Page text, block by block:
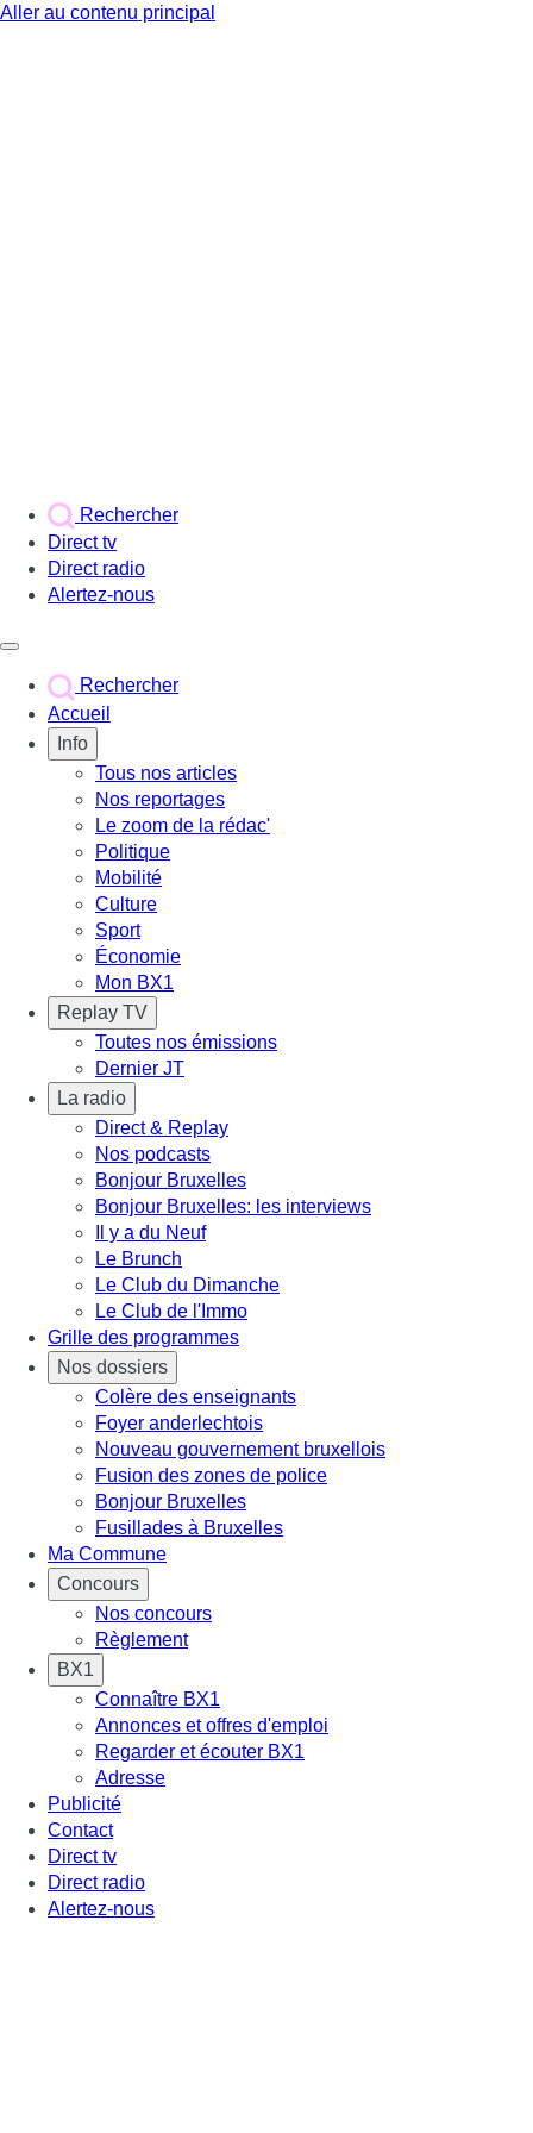
Aller au contenu principal
Rechercher
Direct tv
Direct radio
Alertez-nous
Rechercher
Accueil
Info
Tous nos articles
Nos reportages
Le zoom de la rédac'
Politique
Mobilité
Culture
Sport
Économie
Mon BX1
Replay TV
Toutes nos émissions
Dernier JT
La radio
Direct & Replay
Nos podcasts
Bonjour Bruxelles
Bonjour Bruxelles: les interviews
Il y a du Neuf
Le Brunch
Le Club du Dimanche
Le Club de l'Immo
Grille des programmes
Nos dossiers
Colère des enseignants
Foyer anderlechtois
Nouveau gouvernement bruxellois
Fusion des zones de police
Bonjour Bruxelles
Fusillades à Bruxelles
Ma Commune
Concours
Nos concours
Règlement
BX1
Connaître BX1
Annonces et offres d'emploi
Regarder et écouter BX1
Adresse
Publicité
Contact
Direct tv
Direct radio
Alertez-nous